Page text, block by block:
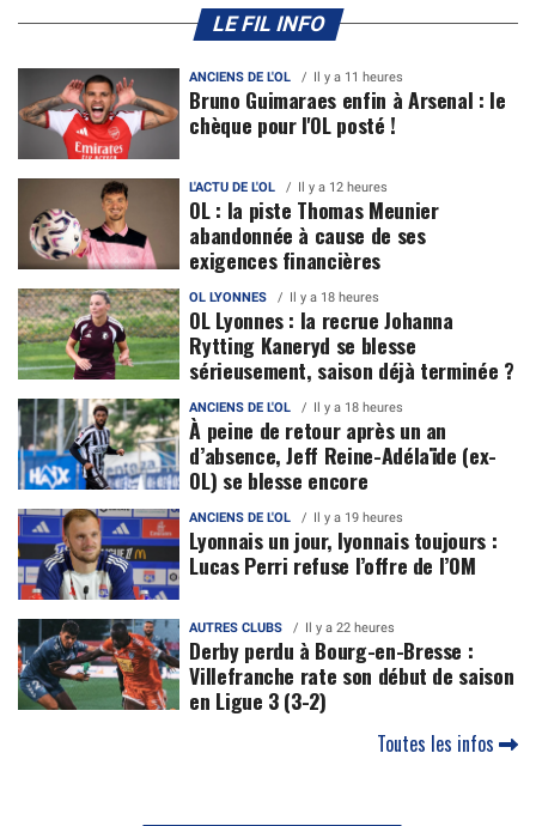
LE FIL INFO
ANCIENS DE L'OL Il y a 11 heures
Bruno Guimaraes enfin à Arsenal : le
chèque pour l'OL posté !
L'ACTU DE L'OL Il y a 12 heures
OL : la piste Thomas Meunier
abandonnée à cause de ses
exigences financières
OL LYONNES Il y a 18 heures
OL Lyonnes : la recrue Johanna
Rytting Kaneryd se blesse
sérieusement, saison déjà terminée ?
ANCIENS DE L'OL Il y a 18 heures
À peine de retour après un an
d’absence, Jeff Reine-Adélaïde (ex-
OL) se blesse encore
ANCIENS DE L'OL Il y a 19 heures
Lyonnais un jour, lyonnais toujours :
Lucas Perri refuse l’offre de l’OM
AUTRES CLUBS Il y a 22 heures
Derby perdu à Bourg-en-Bresse :
Villefranche rate son début de saison
en Ligue 3 (3-2)
Toutes les infos